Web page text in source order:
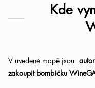
Kde
V uvedené mapě jsou
zakoupit bombičku